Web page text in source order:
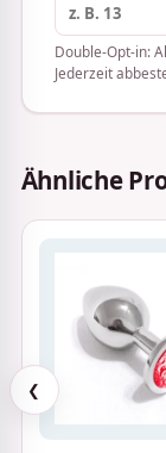
Double-Opt-in:
Jederzeit
Ähnliche
❮